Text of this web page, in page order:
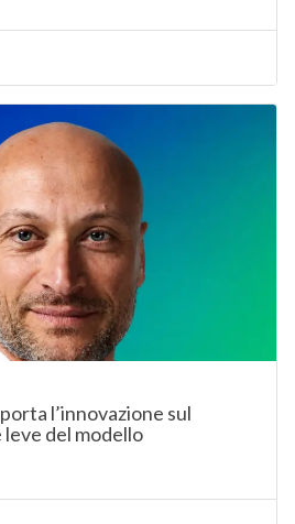
l’innovazione sul
del modello